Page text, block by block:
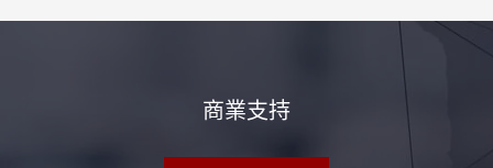
商業支持